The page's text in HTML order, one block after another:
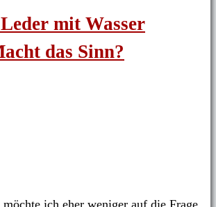
mit Wasser
das Sinn?